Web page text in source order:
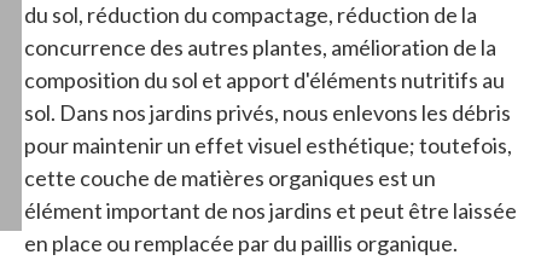
du sol, réduction du compactage, réduction de la
concurrence des autres plantes, amélioration de la
composition du sol et apport d'éléments nutritifs au
sol. Dans nos jardins privés, nous enlevons les débris
pour maintenir un effet visuel esthétique; toutefois,
cette couche de matières organiques est un
élément important de nos jardins et peut être laissée
en place ou remplacée par du paillis organique.